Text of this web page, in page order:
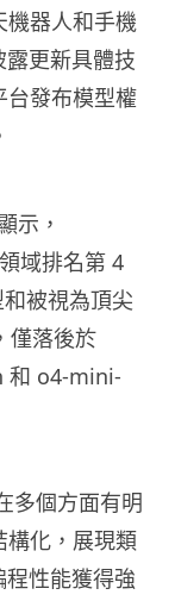
機器人和手機
更新具體技
發布模型權
示，
域排名第 4
被視為頂尖
僅落後於
和 o4-mini-
多個方面有明
構化，展現類
性能獲得強